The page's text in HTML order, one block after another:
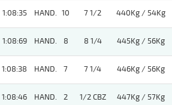
1:08:35 HAND. 10 7 1/2 440Kg / 54Kg
1:08:69 HAND. 8 8 1/4 445Kg / 56Kg
1:08:38 HAND. 7 7 1/4 446Kg / 56Kg
1:08:46 HAND. 2 1/2 CBZ 447Kg / 57Kg